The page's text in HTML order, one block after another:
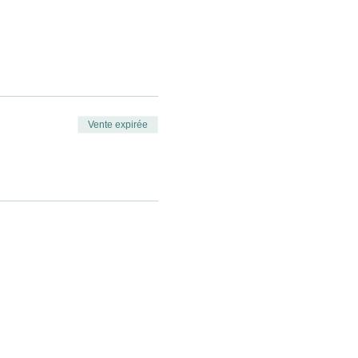
Vente expirée